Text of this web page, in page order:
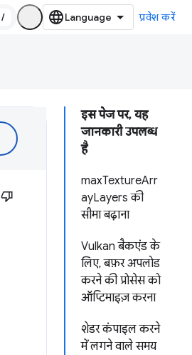
/ प्रवेश करें
इस पेज पर, यह
जानकारी उपलब्ध
है
maxTextureArr
ayLayers की
सीमा बढ़ाना
Vulkan बैकएंड के
लिए, बफ़र अपलोड
करने की प्रोसेस को
ऑप्टिमाइज़ करना
शेडर कंपाइल करने
में लगने वाले समय